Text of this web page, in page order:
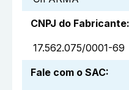
CNPJ do Fabricante:
17.562.075/0001-69
Fale com o SAC: